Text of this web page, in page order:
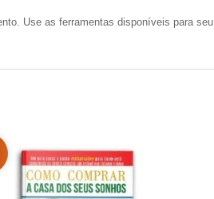
Use as ferramentas disponíveis para